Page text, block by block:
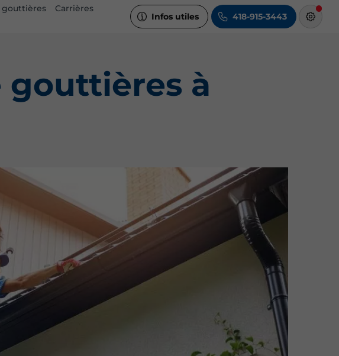
gouttières
Carrières
Infos utiles 418-915-3443
gouttières à